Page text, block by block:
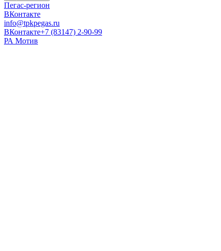
Пегас-регион
ВКонтакте
info@tpkpegas.ru
ВКонтакте+7 (83147) 2-90-99
РА Мотив